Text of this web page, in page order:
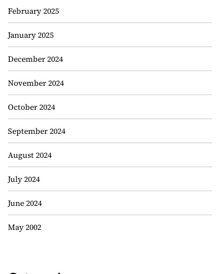
February 2025
January 2025
December 2024
November 2024
October 2024
September 2024
August 2024
July 2024
June 2024
May 2002